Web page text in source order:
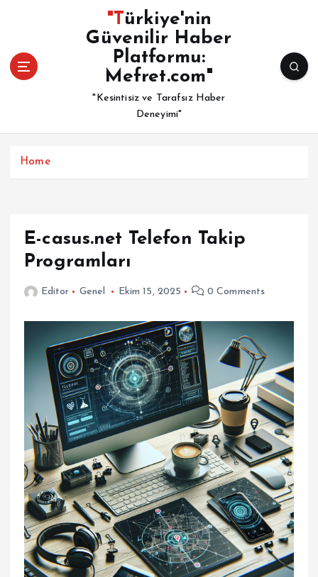
"Türkiye'nin
Güvenilir Haber
Platformu:
Mefret.com"
"Kesintisiz ve Tarafsız Haber
Deneyimi"
Home
E-casus.net Telefon Takip
Programları
Editor Genel Ekim 15, 2025 0 Comments